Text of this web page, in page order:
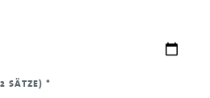
SÄTZE) *